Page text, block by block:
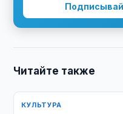
Читайте также
КУЛЬТУРА